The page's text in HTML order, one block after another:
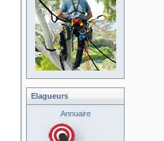
Elagueurs
Annuaire